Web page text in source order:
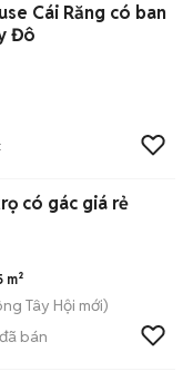
Cái Răng có ban
Đô
có gác giá rẻ
m²
Tây Hội mới)
đã bán